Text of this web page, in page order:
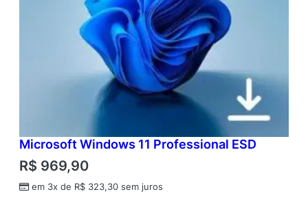
Microsoft Windows 11 Professional ESD
R$ 969,90
em 3x de R$ 323,30 sem juros